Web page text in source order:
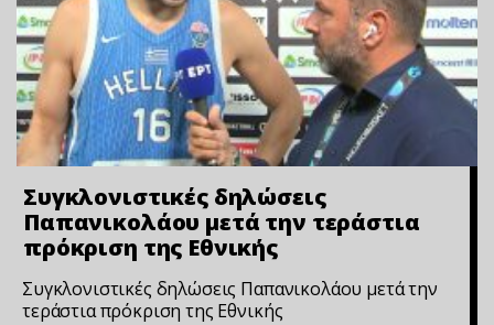
Συγκλονιστικές δηλώσεις
Παπανικολάου μετά την τεράστια
πρόκριση της Εθνικής
Συγκλονιστικές δηλώσεις Παπανικολάου μετά την
τεράστια πρόκριση της Εθνικής